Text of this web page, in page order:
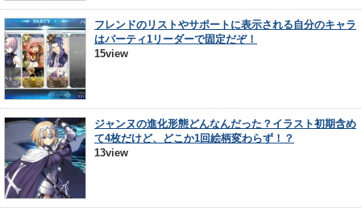
フレンドのリストやサポートに表示される自分のキャラ
はパーティ1リーダーで固定だぞ！
15view
ジャンヌの進化形態どんなんだった？イラスト初期含め
て4枚だけど、どこか1回絵柄変わらず！？
13view